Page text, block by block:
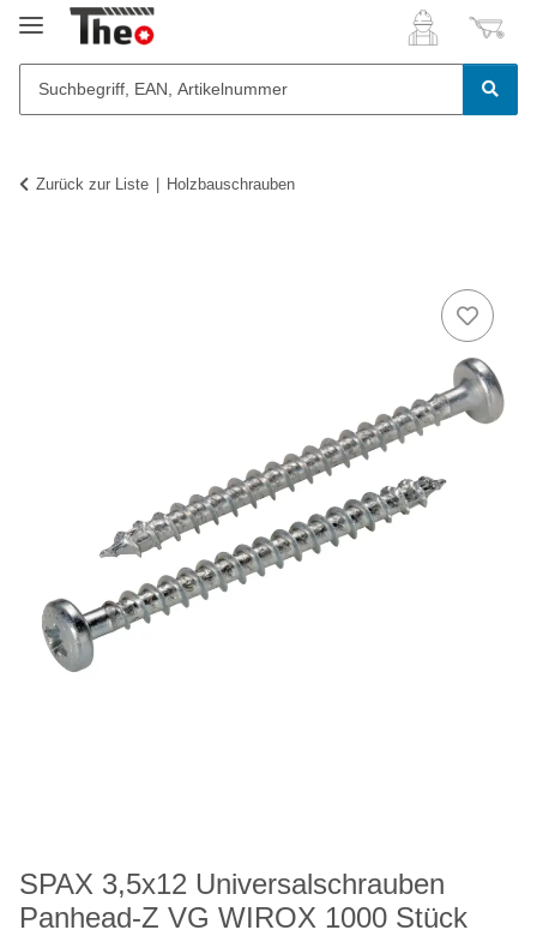
Zurück zur Liste Holzbauschrauben
SPAX 3,5x12 Universalschrauben
Panhead-Z VG WIROX 1000 Stück